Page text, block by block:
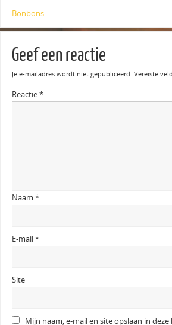
Bonbons
Geef een reactie
Je e-mailadres wordt niet gepubliceerd. Vereiste
Reactie*
Naam *
E-mail*
Site
Mijn naam, e-mail en site opslaan in